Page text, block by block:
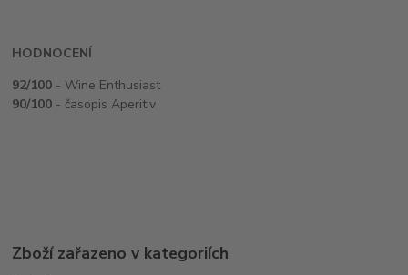
HODNOCENÍ
92/100 - Wine Enthusiast
90/100 - časopis Aperitiv
Zboží zařazeno v kategoriích